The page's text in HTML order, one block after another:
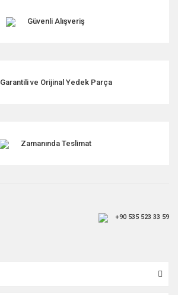
Güvenli Alışveriş
Garantili ve Orijinal Yedek Parça
Zamanında Teslimat
+90 535 523 33 59